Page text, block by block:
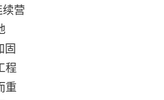
营
固
程
重